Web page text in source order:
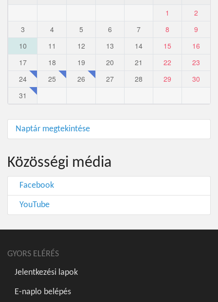
1
2
3
4 5 6 7 8
9
10
11 12 13 14 15
16
17
18 19 20 21 22
23
24
25 26 27 28 29
30
31
Naptár megtekintése
Közösségi média
Facebook
YouTube
GYORS ELÉRÉS
Jelentkezési lapok
E-naplo belépés